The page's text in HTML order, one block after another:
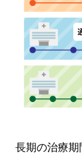
長期の治療